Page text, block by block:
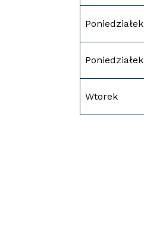
Poniedziałek
Poniedziałek
Wtorek